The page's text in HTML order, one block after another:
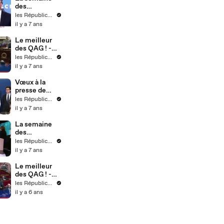
des
Républicains !
- Semaine 4
les Républicains
il y a 7 ans
Le meilleur
des QAG ! -
Semaine 4les Républicains
il y a 7 ans
Vœux à la
presse de
l'équipe
dirigeante - 21
(17)
les Républicains
il y a 7 ans
La semaine
des
Républicains !
- Semaine 3
les Républicains
il y a 7 ans
Le meilleur
des QAG ! -
Semaine 9les Républicains
il y a 6 ans